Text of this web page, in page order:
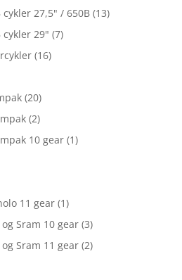
27,5" / 650B (13)
29" (7)
(16)
(20)
(2)
10 gear (1)
11 gear (1)
Sram 10 gear (3)
Sram 11 gear (2)